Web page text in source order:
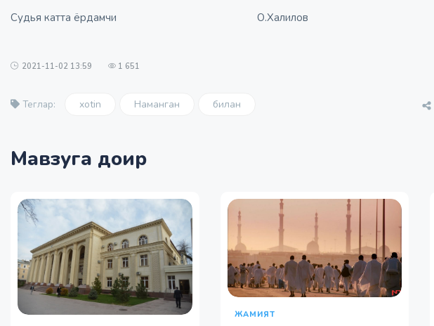
Судья катта ёрдамчи О.Халилов
2021-11-02 13:59 1 651
Теглар: xotin Наманган билан
Мавзуга доир
ЖАМИЯТ